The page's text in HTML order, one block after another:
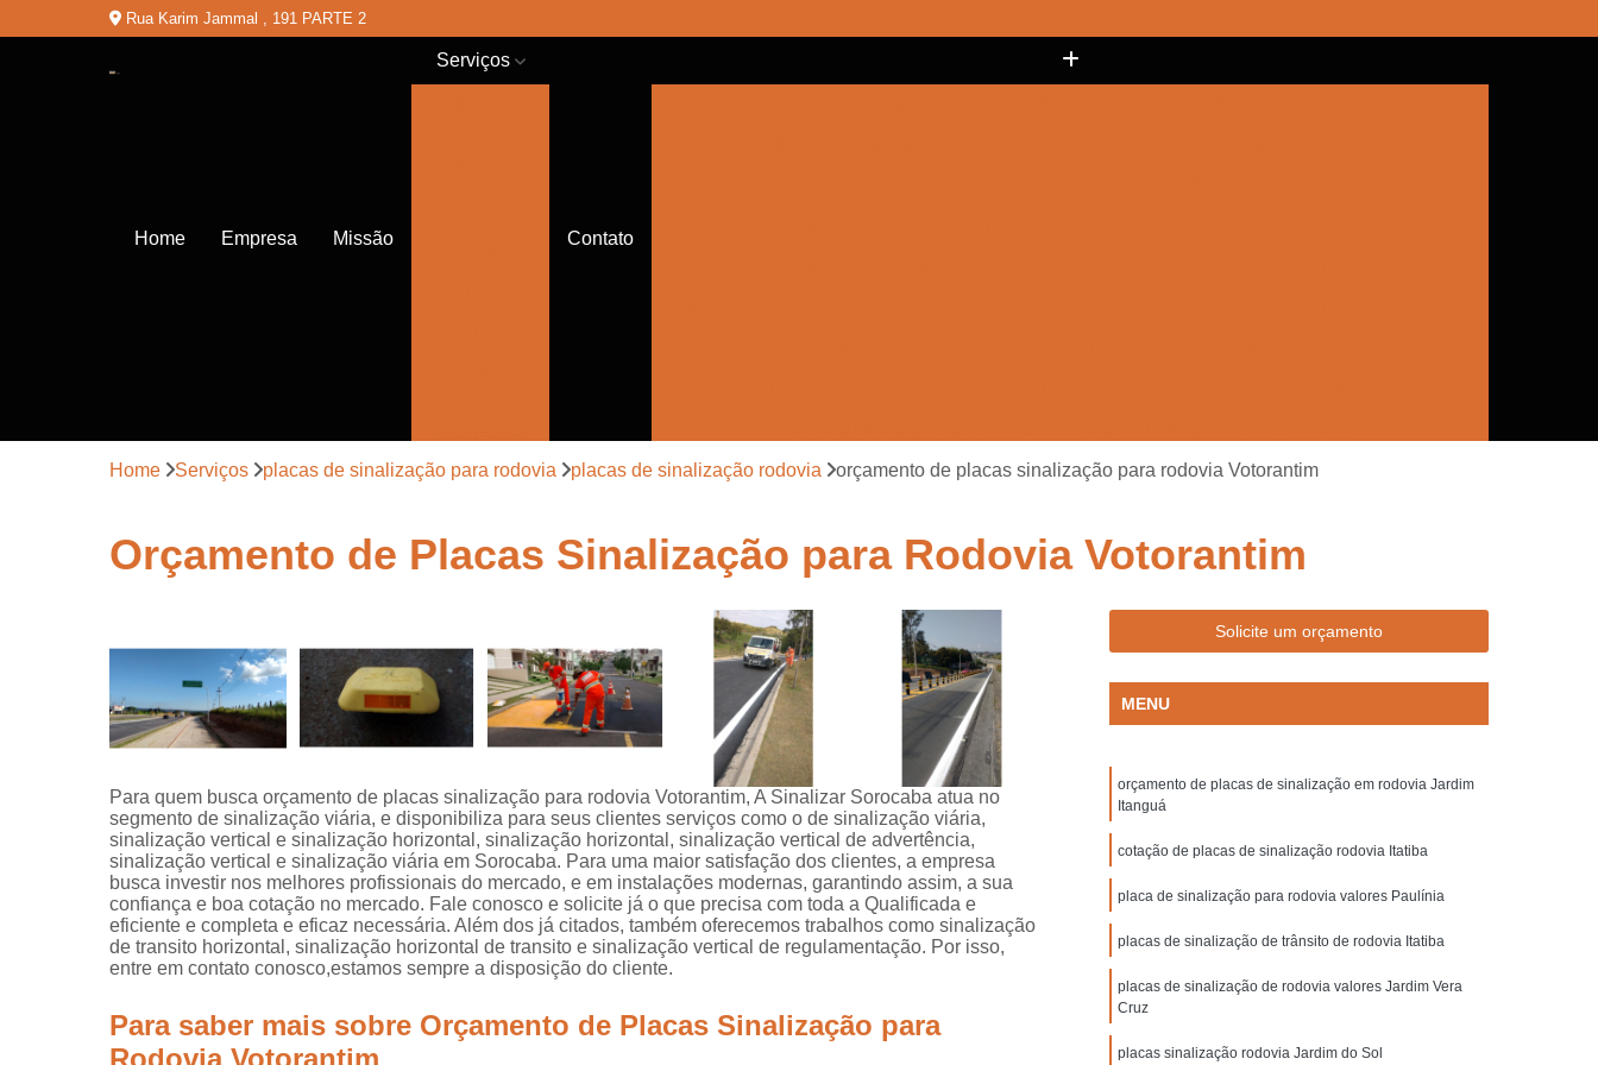
Rua Karim Jammal , 191 PARTE 2
Home Empresa Missão
Serviços
Placas de
segurança
Sinalização
de obra
Sinalização
horizontal
Sinalização
viária
Sinalizações
verticais
Tachões
Contato
Cone Sinalizador de Trânsito
Cone Trânsito
Empresa de Sinalização
Empresa de Sinalização de Rodovias
Empresa de Sinalização de Trânsito
Empresa de Sinalização Vertical
Empresa de Sinalização Viária
Empresa Sinalização
Empresa Sinalização de Trânsito
Lombada com Faixa de Pedestre
Lombada de Borracha para Condomínio
Lombada de Rua
Lombada Elevada
Lombada para Estacionamento
Lombada para Garagem
Lombada Quebra Mola
Lombada Trânsito
Pintura de Sinalização
Pintura de Sinalização Tipo Viária
Pintura de Sinalização Viária
Pintura Placa de Sinalização
Pintura Sinalização
Pintura Sinalização de Trânsito
Pintura Sinalização Horizontal
Pintura Sinalização Viária
Placa de Sinalização de Segurança
Placas de Sinalização de Segurança Bombeiros
Home Serviços placas de sinalização para rodovia placas de sinalização rodovia orçamento de placas sinalização para rodovia Votorantim
Orçamento de Placas Sinalização para Rodovia Votorantim
Para quem busca orçamento de placas sinalização para rodovia Votorantim, A Sinalizar Sorocaba atua no
segmento de sinalização viária, e disponibiliza para seus clientes serviços como o de sinalização viária,
sinalização vertical e sinalização horizontal, sinalização horizontal, sinalização vertical de advertência,
sinalização vertical e sinalização viária em Sorocaba. Para uma maior satisfação dos clientes, a empresa
busca investir nos melhores profissionais do mercado, e em instalações modernas, garantindo assim, a sua
confiança e boa cotação no mercado. Fale conosco e solicite já o que precisa com toda a Qualificada e
eficiente e completa e eficaz necessária. Além dos já citados, também oferecemos trabalhos como sinalização
de transito horizontal, sinalização horizontal de transito e sinalização vertical de regulamentação. Por isso,
entre em contato conosco,estamos sempre a disposição do cliente.
Para saber mais sobre Orçamento de Placas Sinalização para
Rodovia Votorantim
Solicite um orçamento
MENU
orçamento de placas de sinalização em rodovia Jardim
Itanguá
cotação de placas de sinalização rodovia Itatiba
placa de sinalização para rodovia valores Paulínia
placas de sinalização de trânsito de rodovia Itatiba
placas de sinalização de rodovia valores Jardim Vera
Cruz
placas sinalização rodovia Jardim do Sol